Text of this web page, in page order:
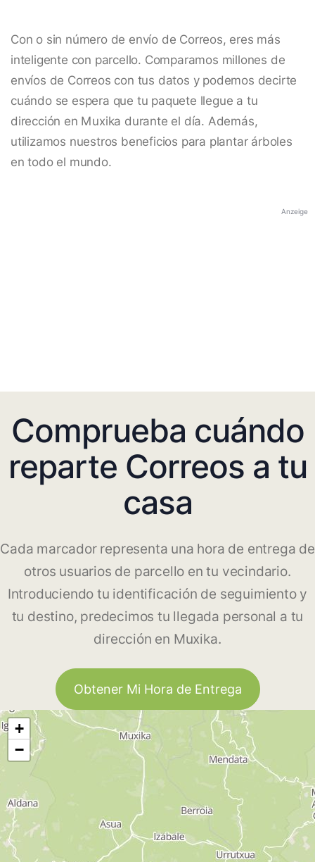
Con o sin número de envío de Correos, eres más
inteligente con parcello. Comparamos millones de
envíos de Correos con tus datos y podemos decirte
cuándo se espera que tu paquete llegue a tu
dirección en Muxika durante el día. Además,
utilizamos nuestros beneficios para plantar árboles
en todo el mundo.
Anzeige
Comprueba cuándo
reparte Correos a tu
casa
Cada marcador representa una hora de entrega de
otros usuarios de parcello en tu vecindario.
Introduciendo tu identificación de seguimiento y
tu destino, predecimos tu llegada personal a tu
dirección en Muxika.
Obtener Mi Hora de Entrega
+
−